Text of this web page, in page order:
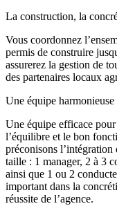
La construction, la
Vous coordonnez
permis de construire
assurerez la gestion de
des partenaires locaux
Une équipe harmonieuse
Une équipe efficace
l’équilibre et le bon
préconisons l’intégration
taille : 1 manager, 2 à 3
ainsi que 1 ou 2
important dans la
réussite de l’agence.